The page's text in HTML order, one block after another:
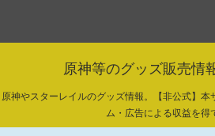
原神等のグッズ販売情
原神やスターレイルのグッズ情報。【非公式】本
ム・広告による収益を得